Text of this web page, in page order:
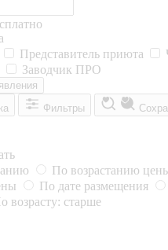
Представитель приюта
Заводчик ПРО
Фильтры
По возрастанию
По дате размещения
возрасту: старше